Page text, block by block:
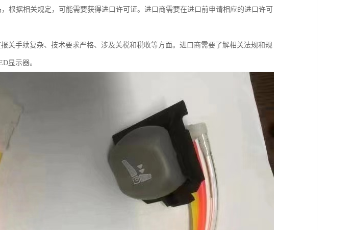
根据相关规定，可能需要获得进口许可证。进口商需要在进口前申请相应的进口许可
关手续复杂、技术要求严格、涉及关税和税收等方面。进口商需要了解相关法规和规
显示器。